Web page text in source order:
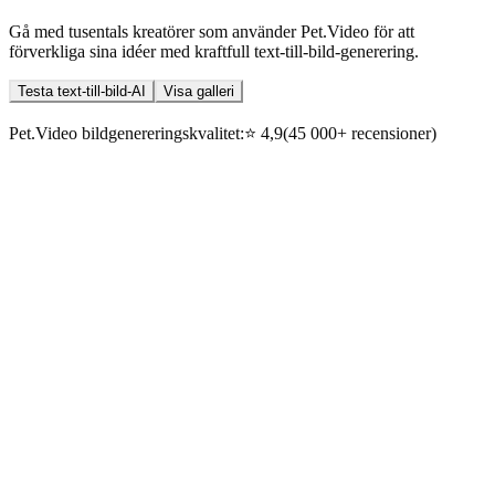
Gå med tusentals kreatörer som använder Pet.Video för att
förverkliga sina idéer med kraftfull text-till-bild-generering.
Testa text-till-bild-AI Visa galleri
Pet.Video bildgenereringskvalitet:⭐ 4,9(45 000+ recensioner)